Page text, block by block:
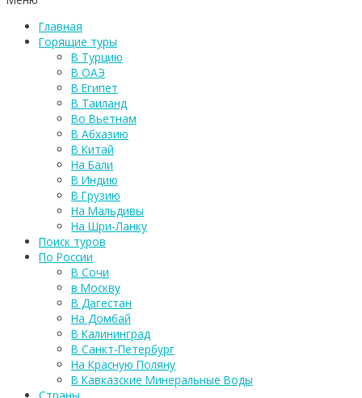
Главная
Горящие туры
В Турцию
В ОАЭ
В Египет
В Таиланд
Во Вьетнам
В Абхазию
В Китай
На Бали
В Индию
В Грузию
На Мальдивы
На Шри-Ланку
Поиск туров
По России
В Сочи
в Москву
В Дагестан
На Домбай
В Калининград
В Санкт-Петербург
На Красную Поляну
В Кавказские Минеральные Воды